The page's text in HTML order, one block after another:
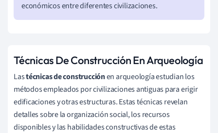
económicos entre diferentes civilizaciones.
Técnicas De Construcción En Arqueología
Lastécnicas de construcciónen arqueología estudian los
métodos empleados por civilizaciones antiguas para erigir
edificaciones y otras estructuras. Estas técnicas revelan
detalles sobre la organización social, los recursos
disponibles y las habilidades constructivas de estas